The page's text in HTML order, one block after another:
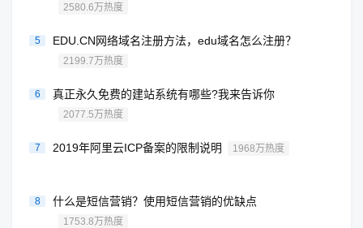
2580.6万热度
5 EDU.CN网络域名注册方法，edu域名怎么注册？
2199.7万热度
6 真正永久免费的建站系统有哪些?我来告诉你
2077.5万热度
7 2019年阿里云ICP备案的限制说明 1968万热度
8 什么是短信营销？使用短信营销的优缺点
1753.8万热度